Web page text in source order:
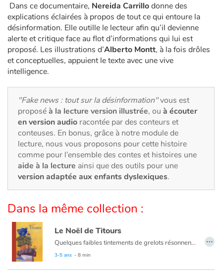
Documentaires
En famille
Quotidien et loisirs
À l'école
Fêtes et évènements
Amour et amitié
Sujets de société
Émotions et sentiments
Catalogue anglais
Dans ce documentaire, Nereida Carrillodonne des
explications éclairées à propos de tout ce qui entoure la
désinformation. Elle outille le lecteur afin qu’il devienne
alerte et critique face au flot d’informations qui lui est
proposé. Les illustrations d’Alberto Montt, à la fois drôles
et conceptuelles, appuient le texte avec une vive
intelligence.
"Fake news : tout sur la désinformation"vous est
proposéà la lecture version illustrée, ou à écouter
en version audio racontée par des conteurs et
conteuses. En bonus, grâce à notre module de
lecture, nous vous proposons pour cette histoire
comme pour l’ensemble des contes et histoires une
aide à la lecture ainsi que des outils pour une
version adaptée aux enfants dyslexiques.
Dans la même collection :
Le Noël de Titours
Quelques faibles tintements de grelots résonnent encore au loin, puis le silence envahit la pièce... Quenotte découvre alors un ours en peluche qui ne veut pas être un jouet et qui exige sa maman! Notre courageuse souris décide d'accompagner l'ourson pour la retrouver : une grande aventure les attend! Vous ne regarderez plus jamais les étoiles de la même façon...
3-5 ans - 8 min
…